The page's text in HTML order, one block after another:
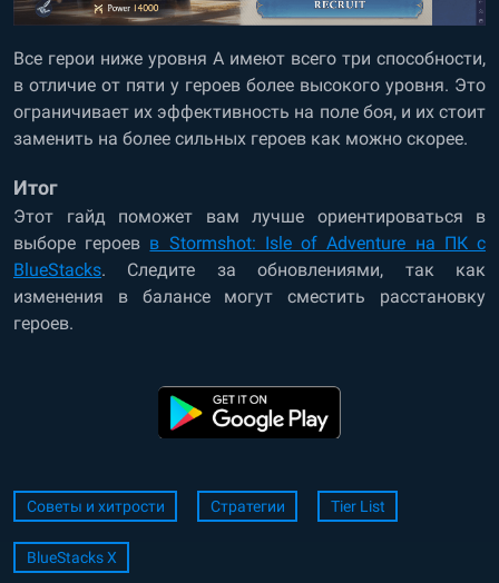
Все герои ниже уровня A имеют всего три способности,
в отличие от пяти у героев более высокого уровня. Это
ограничивает их эффективность на поле боя, и их стоит
заменить на более сильных героев как можно скорее.
Итог
Этот гайд поможет вам лучше ориентироваться в
выборе героев в Stormshot: Isle of Adventure на ПК с
BlueStacks. Следите за обновлениями, так как
изменения в балансе могут сместить расстановку
героев.
Советы и хитрости Стратегии Tier List
BlueStacks X